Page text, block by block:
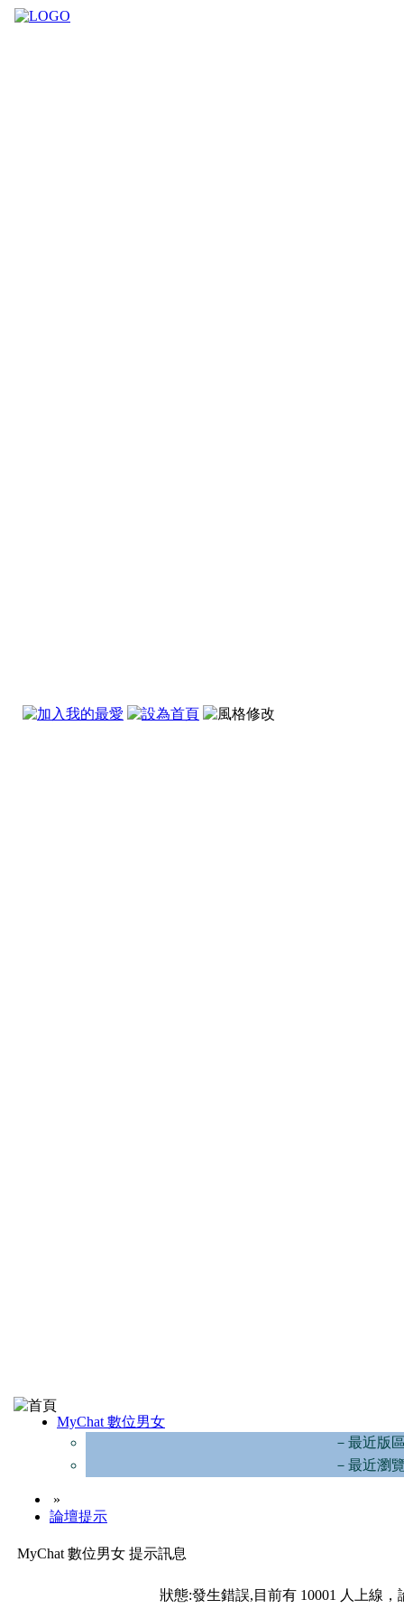
MyChat 數位男女
－最近版
－最近瀏
»
論壇提示
MyChat 數位男女 提示訊息
狀態:發生錯誤,目前有 10001 人上線